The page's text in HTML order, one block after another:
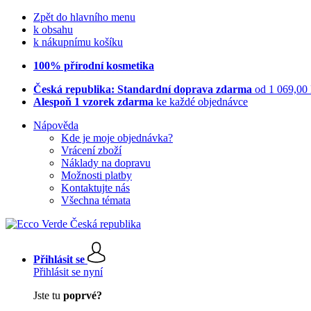
Zpět do hlavního menu
k obsahu
k nákupnímu košíku
100% přírodní kosmetika
Česká republika: Standardní doprava zdarma od 1 069,00
Alespoň 1 vzorek zdarma ke každé objednávce
Nápověda
Kde je moje objednávka?
Vrácení zboží
Náklady na dopravu
Možnosti platby
Kontaktujte nás
Všechna témata
Přihlásit se
Přihlásit se nyní
Jste tu poprvé?